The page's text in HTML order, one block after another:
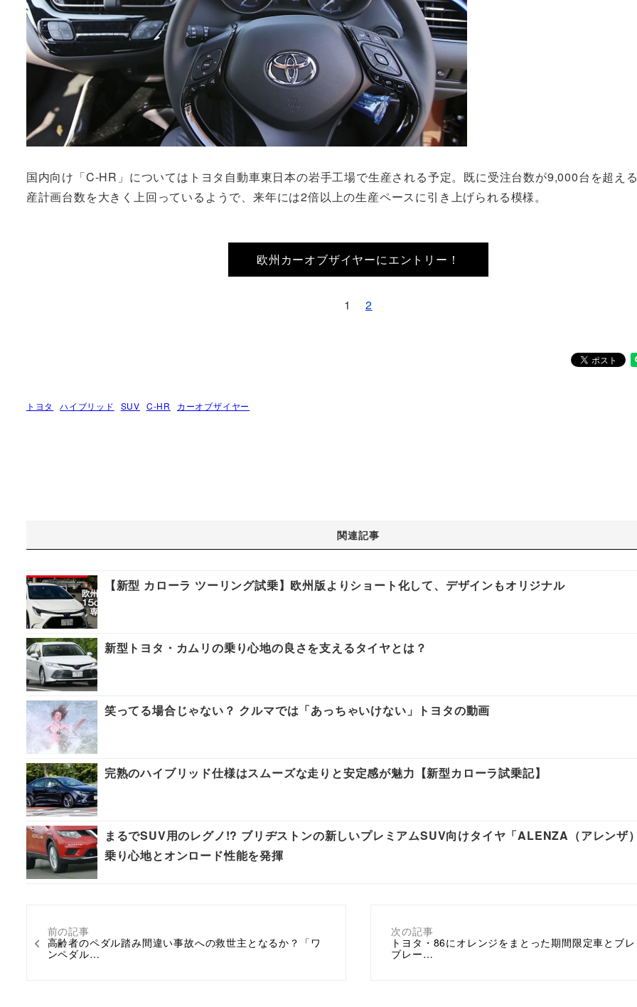
国内向け「C-HR」についてはトヨタ自動車東日本の岩手工場で生産される予定。既に受注台数が9,000台を超え
産計画台数を大きく上回っているようで、来年には2倍以上の生産ペースに引き上げられる模様。
欧州カーオブザイヤーにエントリー！
1 2
トヨタ ハイブリッド SUV C-HR カーオブザイヤー
前の記事
高齢者のペダル踏み間違い事故への救世主となるか？「ワ
ンペダル…
次の記事
トヨタ・86にオレンジをまとった期間限定車とブ
ブレー…
関連記事
【新型 カローラ ツーリング試乗】欧州版よりショート化して、デザインもオリジナル
新型トヨタ・カムリの乗り心地の良さを支えるタイヤとは？
笑ってる場合じゃない？ クルマでは「あっちゃいけない」トヨタの動画
完熟のハイブリッド仕様はスムーズな走りと安定感が魅力【新型カローラ試乗記】
まるでSUV用のレグノ!? ブリヂストンの新しいプレミアムSUV向けタイヤ「ALENZA（アレンザ
乗り心地とオンロード性能を発揮